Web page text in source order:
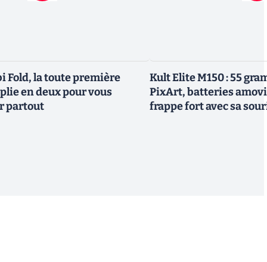
Fold, la toute première
en deux pour vous
partout
Kult Elite M150 : 55
PixArt, batteries
frappe fort avec sa